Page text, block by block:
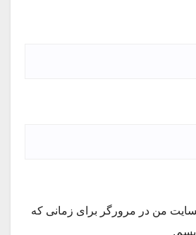
من در مرورگر برای زمانی که